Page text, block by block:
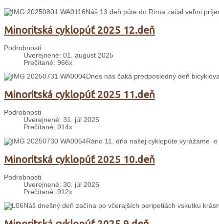
Náš 13.deň púte do Ríma začal veľmi
Minoritská cyklopúť 2025 12.deň
Podrobnosti
Uverejnené: 01. august 2025
Prečítané: 966x
Dnes nás čaká predposledný deň
Minoritská cyklopúť 2025 11.deň
Podrobnosti
Uverejnené: 31. júl 2025
Prečítané: 914x
Ráno 11. dňa našej cyklopúte vyrážame
Minoritská cyklopúť 2025 10.deň
Podrobnosti
Uverejnené: 30. júl 2025
Prečítané: 912x
Náš dnešný deň začína po včerajších peripetiách vskutku